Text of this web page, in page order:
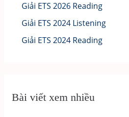
Giải ETS 2026 Reading
Giải ETS 2024 Listening
Giải ETS 2024 Reading
Bài viết xem nhiều